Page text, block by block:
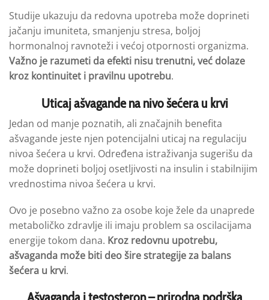
Studije ukazuju da redovna upotreba može doprineti
jačanju imuniteta, smanjenju stresa, boljoj
hormonalnoj ravnoteži i većoj otpornosti organizma.
Važno je razumeti da efekti nisu trenutni, već dolaze
kroz kontinuitet i pravilnu upotrebu.
Uticaj ašvagande na nivo šećera u krvi
Jedan od manje poznatih, ali značajnih benefita
ašvagande jeste njen potencijalni uticaj na regulaciju
nivoa šećera u krvi. Određena istraživanja sugerišu da
može doprineti boljoj osetljivosti na insulin i stabilnijim
vrednostima nivoa šećera u krvi.
Ovo je posebno važno za osobe koje žele da unaprede
metaboličko zdravlje ili imaju problem sa oscilacijama
energije tokom dana. Kroz redovnu upotrebu,
ašvaganda može biti deo šire strategije za balans
šećera u krvi.